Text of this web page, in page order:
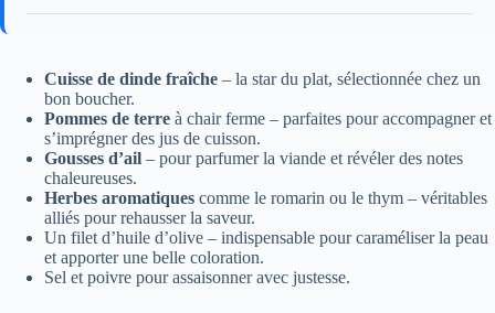
Cuisse de dinde fraîche – la star du plat, sélectionnée chez un
bon boucher.
Pommes de terre à chair ferme – parfaites pour accompagner et
s’imprégner des jus de cuisson.
Gousses d’ail – pour parfumer la viande et révéler des notes
chaleureuses.
Herbes aromatiques comme le romarin ou le thym – véritables
alliés pour rehausser la saveur.
Un filet d’huile d’olive – indispensable pour caraméliser la peau
et apporter une belle coloration.
Sel et poivre pour assaisonner avec justesse.